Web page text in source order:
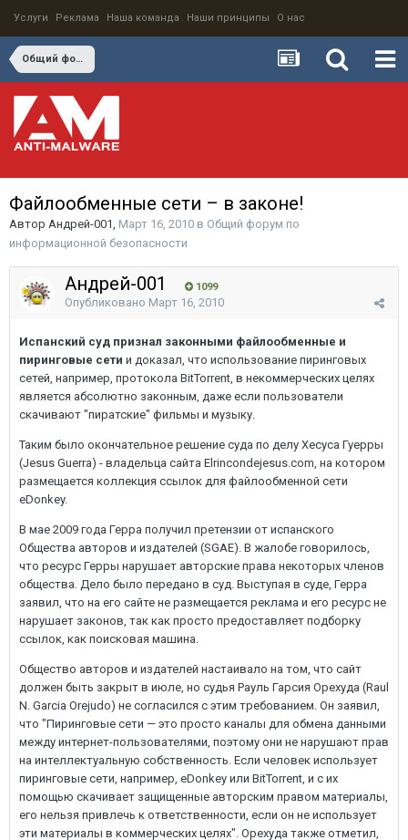
Услуги Реклама Наша команда Наши принципы О нас
Общий форум по информационной безопасности
Файлообменные сети – в законе!
Автор Андрей-001, Март 16, 2010 в Общий форум по
информационной безопасности
Андрей-001 1099
Опубликовано Март 16, 2010
Испанский суд признал законными файлообменные и
пиринговые сети и доказал, что использование пиринговых
сетей, например, протокола BitTorrent, в некоммерческих целях
является абсолютно законным, даже если пользователи
скачивают "пиратские" фильмы и музыку.
Таким было окончательное решение суда по делу Хесуса Гуерры
(Jesus Guerra) - владельца сайта Elrincondejesus.com, на котором
размещается коллекция ссылок для файлообменной сети
eDonkey.
В мае 2009 года Герра получил претензии от испанского
Общества авторов и издателей (SGAE). В жалобе говорилось,
что ресурс Герры нарушает авторские права некоторых членов
общества. Дело было передано в суд. Выступая в суде, Герра
заявил, что на его сайте не размещается реклама и его ресурс не
нарушает законов, так как просто предоставляет подборку
ссылок, как поисковая машина.
Общество авторов и издателей настаивало на том, что сайт
должен быть закрыт в июле, но судья Рауль Гарсия Орехуда (Raul
N. Garcia Orejudo) не согласился с этим требованием. Он заявил,
что "Пиринговые сети — это просто каналы для обмена данными
между интернет-пользователями, поэтому они не нарушают прав
на интеллектуальную собственность. Если человек использует
пиринговые сети, например, eDonkey или BitTorrent, и с их
помощью скачивает защищенные авторским правом материалы,
его нельзя привлечь к ответственности, если он не использует
эти материалы в коммерческих целях". Орехуда также отметил,